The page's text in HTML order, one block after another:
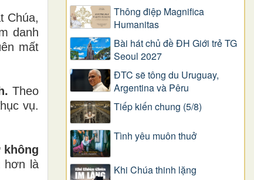
Chúa,
danh
mất
Theo
vụ.
hơn là
Thông điệp Magnifica
Humanitas
Bài hát chủ đề ĐH Giới trẻ TG
Seoul 2027
ĐTC sẽ tông du Uruguay,
Argentina và Pêru
Tiếp kiến chung (5/8)
Tình yêu muôn thuở
Khi Chúa thinh lặng